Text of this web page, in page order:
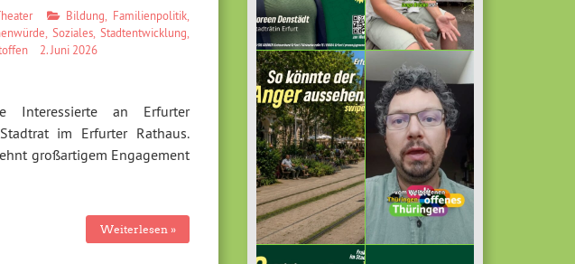
Bildung Familienpolitik
,Soziales ,Stadtentwicklung
2. Juni 2026
Interessierte an Erfurter
im Erfurter Rathaus.
großartigem Engagement
Weiterlesen »